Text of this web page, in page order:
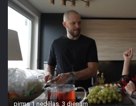
pirms 1 nedēļas, 3 dienām